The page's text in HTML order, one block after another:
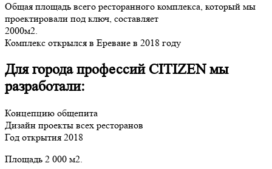
Общая площадь всего ресторанного комплекса, который мы
проектировали под ключ, составляет
2000м2.
Комплекс открылся в Ереване в 2018 году
Для города профессий CITIZEN мы
разработали:
Концепцию общепита
Дизайн проекты всех ресторанов
Год открытия 2018
Площадь 2 000 м2.